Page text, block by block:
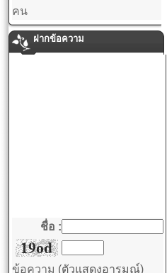
คน
ฝากข้อความ
ชื่อ :
ข้อความ (ตัวแสดงอารมณ์)